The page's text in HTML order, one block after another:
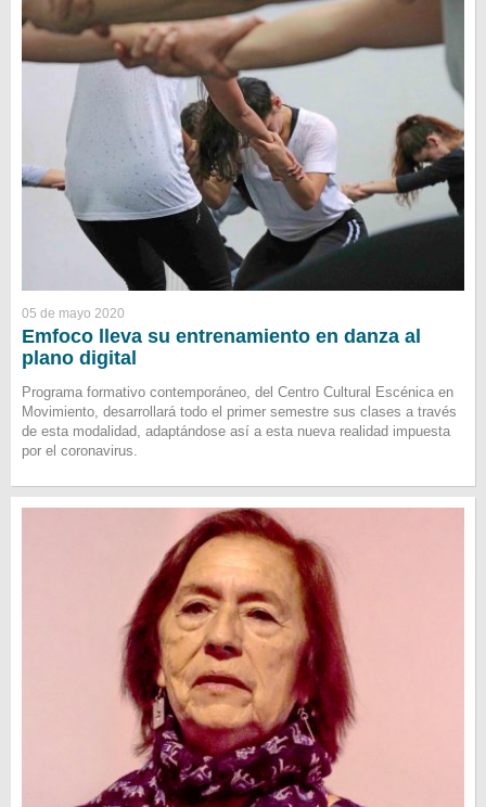
05 de mayo 2020
Emfoco lleva su entrenamiento en danza al
plano digital
Programa formativo contemporáneo, del Centro Cultural Escénica en
Movimiento, desarrollará todo el primer semestre sus clases a través
de esta modalidad, adaptándose así a esta nueva realidad impuesta
por el coronavirus.